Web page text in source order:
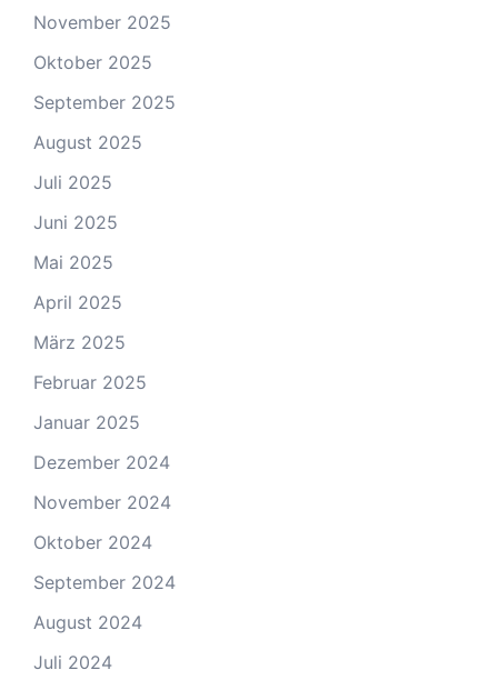
November 2025
Oktober 2025
September 2025
August 2025
Juli 2025
Juni 2025
Mai 2025
April 2025
März 2025
Februar 2025
Januar 2025
Dezember 2024
November 2024
Oktober 2024
September 2024
August 2024
Juli 2024